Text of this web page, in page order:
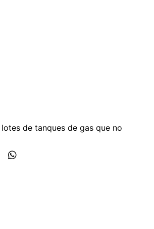
de tanques de gas que no